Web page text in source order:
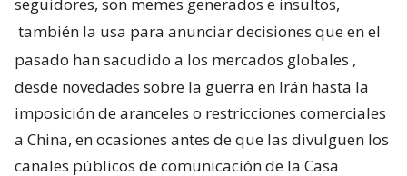
seguidores, son memes generados e insultos,
también la usa para anunciar decisiones que en el
pasado han sacudido a los mercados globales ,
desde novedades sobre la guerra en Irán hasta la
imposición de aranceles o restricciones comerciales
a China, en ocasiones antes de que las divulguen los
canales públicos de comunicación de la Casa